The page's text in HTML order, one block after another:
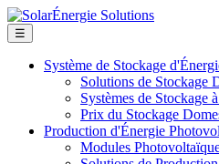
☰
Système de Stockage
Solutions de Stockage
Systèmes de Stockage
Prix du Stockage
Production d'Énergie
Modules